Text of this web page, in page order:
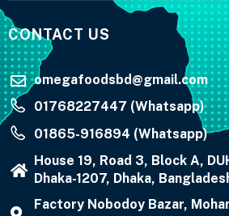
CONTACT US
omegafoodsbd@gmail.com
01768227447 (Whatsapp)
01865-916894 (Whatsapp)
House 19, Road 3, Block A,
Dhaka-1207, Dhaka,
Factory Nobodoy Bazar,